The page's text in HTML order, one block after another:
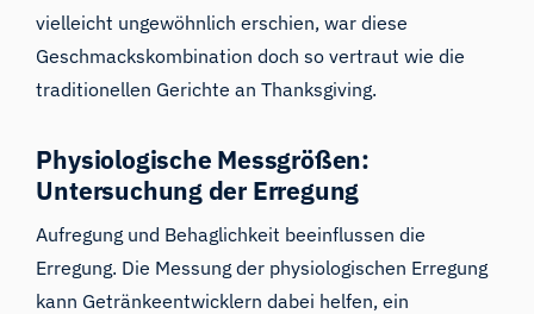
vielleicht ungewöhnlich erschien, war diese
Geschmackskombination doch so vertraut wie die
traditionellen Gerichte an Thanksgiving.
Physiologische Messgrößen:
Untersuchung der Erregung
Aufregung und Behaglichkeit beeinflussen die
Erregung. Die Messung der physiologischen Erregung
kann Getränkeentwicklern dabei helfen, ein